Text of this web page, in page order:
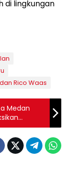
di lingkungan
Rico Waas
Medan